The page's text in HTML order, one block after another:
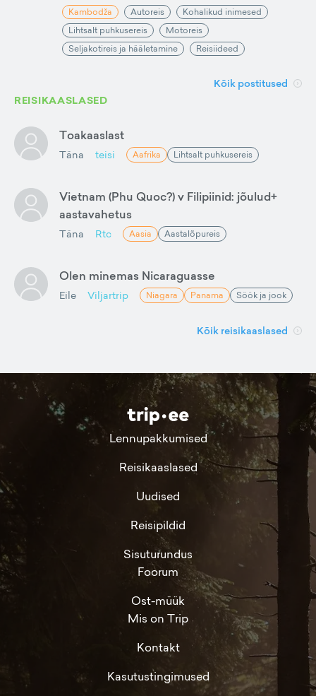
Kambodža Autoreis
Kohalikud inimesed
Lihtsalt puhkusereis
Motoreis
Seljakotireis ja hääletamine
Reisiideed
Kõik postitused
REISIKAASLASED
Toakaaslast
Täna teisi Aafrika Lihtsalt puhkusereis
Vietnam (Phu Quoc?) v Filipiinid: jõulud+
aastavahetus
Täna Rtc Aasia Aastalõpureis
Olen minemas Nicaraguasse
Eile Viljartrip Niagara Panama Söök ja jook
Kõik reisikaaslased
Lennupakkumised
Reisikaaslased
Uudised
Reisipildid
Sisuturundus
Foorum
Ost-müük
Mis on Trip
Kontakt
Kasutustingimused